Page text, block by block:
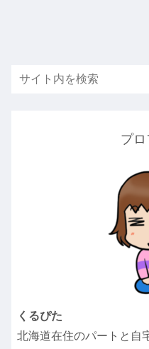
プ
くるぴた
北海道在住のパートと自